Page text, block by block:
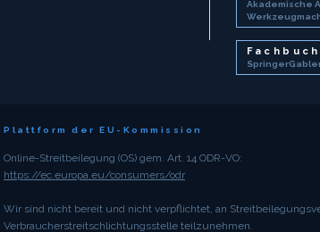
Akademische
Plattform der EU-Kommission
Online-Streitbeilegung (OS) gem. Art. 14 ODR-VO:
https://ec.europa.eu/consumers/odr
Wir sind nicht bereit und nicht verpflichtet, an
Verbraucherstreit­schlichtungs­stelle teilzunehmen.